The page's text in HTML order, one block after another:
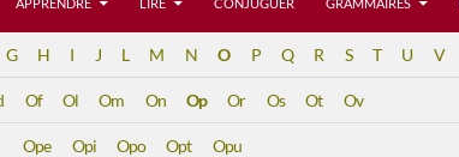
G H I J L M N O P Q R S T U V
Of Ol Om On Op Or Os Ot Ov
Ope Opi Opo Opt Opu